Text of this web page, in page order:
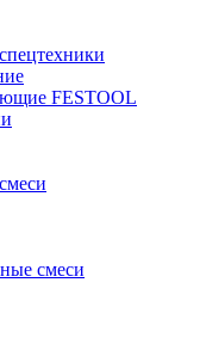
FESTOOL
смеси